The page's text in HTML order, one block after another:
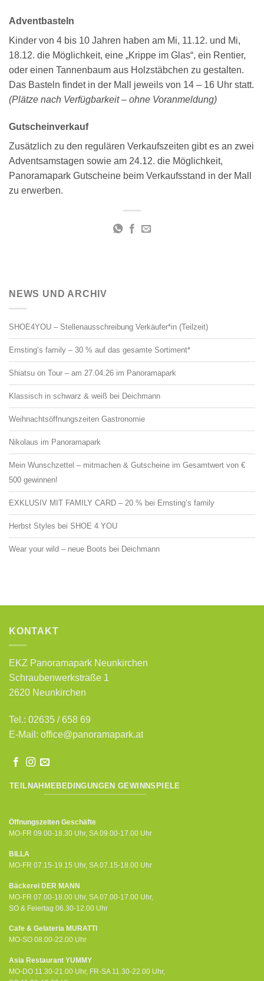
Adventbasteln
Kinder von 4 bis 10 Jahren haben am Mi, 11.12. und Mi,
18.12. die Möglichkeit, eine „Krippe im Glas“, ein Rentier,
oder einen Tannenbaum aus Holzstäbchen zu gestalten.
Das Basteln findet in der Mall jeweils von 14 – 16 Uhr statt.
(Plätze nach Verfügbarkeit – ohne Voranmeldung)
Gutscheinverkauf
Zusätzlich zu den regulären Verkaufszeiten gibt es an zwei
Adventsamstagen sowie am 24.12. die Möglichkeit,
Panoramapark Gutscheine beim Verkaufsstand in der Mall
zu erwerben.
NEWS UND ARCHIV
SHOE4YOU – Stellenausschreibung Verkäufer*in (Teilzeit)
Ernsting’s family – 30 % auf das gesamte Sortiment*
Shiatsu on Tour – am 27.04.26 im Panoramapark
Klassisch in schwarz & weiß bei Deichmann
Weihnachtsöffnungszeiten Gastronomie
Nikolaus im Panoramapark
Mein Wunschzettel – mitmachen & Gutscheine im Gesamtwert von €
500 gewinnen!
EXKLUSIV MIT FAMILY CARD – 20 % bei Ernsting’s family
Herbst Styles bei SHOE 4 YOU
Wear your wild – neue Boots bei Deichmann
KONTAKT
EKZ Panoramapark Neunkirchen
Schraubenwerkstraße 1
2620 Neunkirchen
Tel.: 02635 / 658 69
E-Mail: office@panoramapark.at
TEILNAHMEBEDINGUNGEN GEWINNSPIELE
Öffnungszeiten Geschäfte
MO-FR 09.00-18.30 Uhr, SA 09.00-17.00 Uhr
BILLA
MO-FR 07.15-19.15 Uhr, SA 07.15-18.00 Uhr
Bäckerei DER MANN
MO-FR 07.00-18.00 Uhr, SA 07.00-17.00 Uhr,
SO & Feiertag 06.30-12.00 Uhr
Cafe & Gelateria MURATTI
MO-SO 08.00-22.00 Uhr
Asia Restaurant YUMMY
MO-DO 11.30-21.00 Uhr, FR-SA 11.30-22.00 Uhr,